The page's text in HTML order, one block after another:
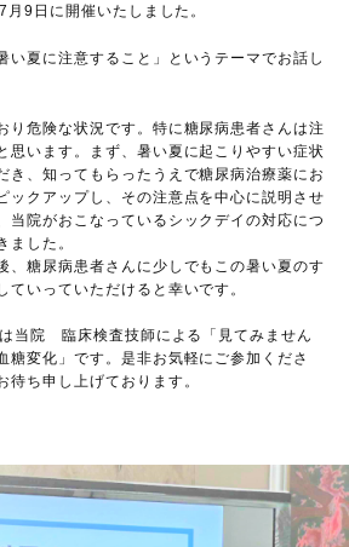
9日に開催いたしました。
夏に注意すること」というテーマでお話し
危険な状況です。特に糖尿病患者さんは注
思います。まず、暑い夏に起こりやすい症状
き、知ってもらったうえで糖尿病治療薬にお
ックアップし、その注意点を中心に説明させ
当院がおこなっているシックデイの対応につ
ました。
、糖尿病患者さんに少しでもこの暑い夏のす
ていっていただけると幸いです。
当院 臨床検査技師による「見てみません
糖変化」です。是非お気軽にご参加くださ
待ち申し上げております。